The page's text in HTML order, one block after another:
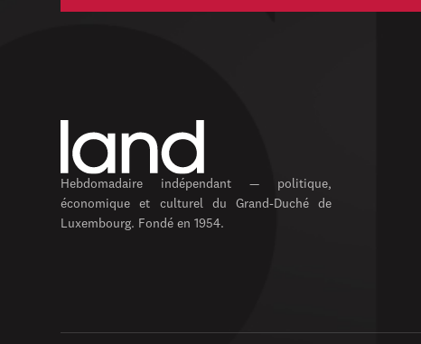
Hebdomadaire indépendant — politique,
économique et culturel du Grand-Duché de
Luxembourg. Fondé en 1954.